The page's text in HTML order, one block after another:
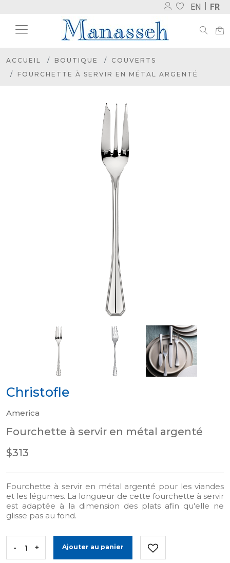
EN FR
ACCUEIL BOUTIQUE
COUVERTS
FOURCHETTE À SERVIR EN MÉTAL ARGENTÉ
Christofle
America
Fourchette à servir en métal argenté
$313
Fourchette à servir en métal argenté pour les viandes
et les légumes. La longueur de cette fourchette à servir
est adaptée à la dimension des plats afin qu'elle ne
glisse pas au fond.
- + Ajouter au panier